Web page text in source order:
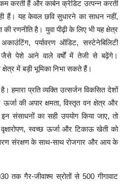
करती हैं और कार्बन क्रेडिट उत्पन्न करती
हैं। यह केवल छवि सुधारने का साधन नहीं,
की रणनीति है। युवा पीढ़ी के लिए भी यह क्षेत्र
पर्यावरण ऑडिट, सस्टेनेबिलिटी
जैसे पेशे आने वाले वर्षों में तेजी से बढ़ेंगे।
में बड़ी भूमिका निभा सकते हैं।
हमारा प्रति व्यक्ति उत्सर्जन विकसित देशों
की अपार क्षमता, विस्तृत वन क्षेत्र और
संसाधनों का सही उपयोग किया जाए, तो
स्वच्छ ऊर्जा और टिकाऊ खेती को
संरक्षण के साथ-साथ रोजगार और आय के
तक गैर-जीवाश्म स्रोतों से 500 गीगावाट